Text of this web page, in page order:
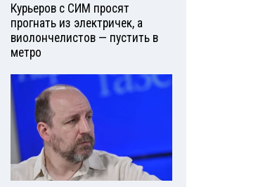
Курьеров с СИМ просят
прогнать из электричек, а
виолончелистов — пустить в
метро